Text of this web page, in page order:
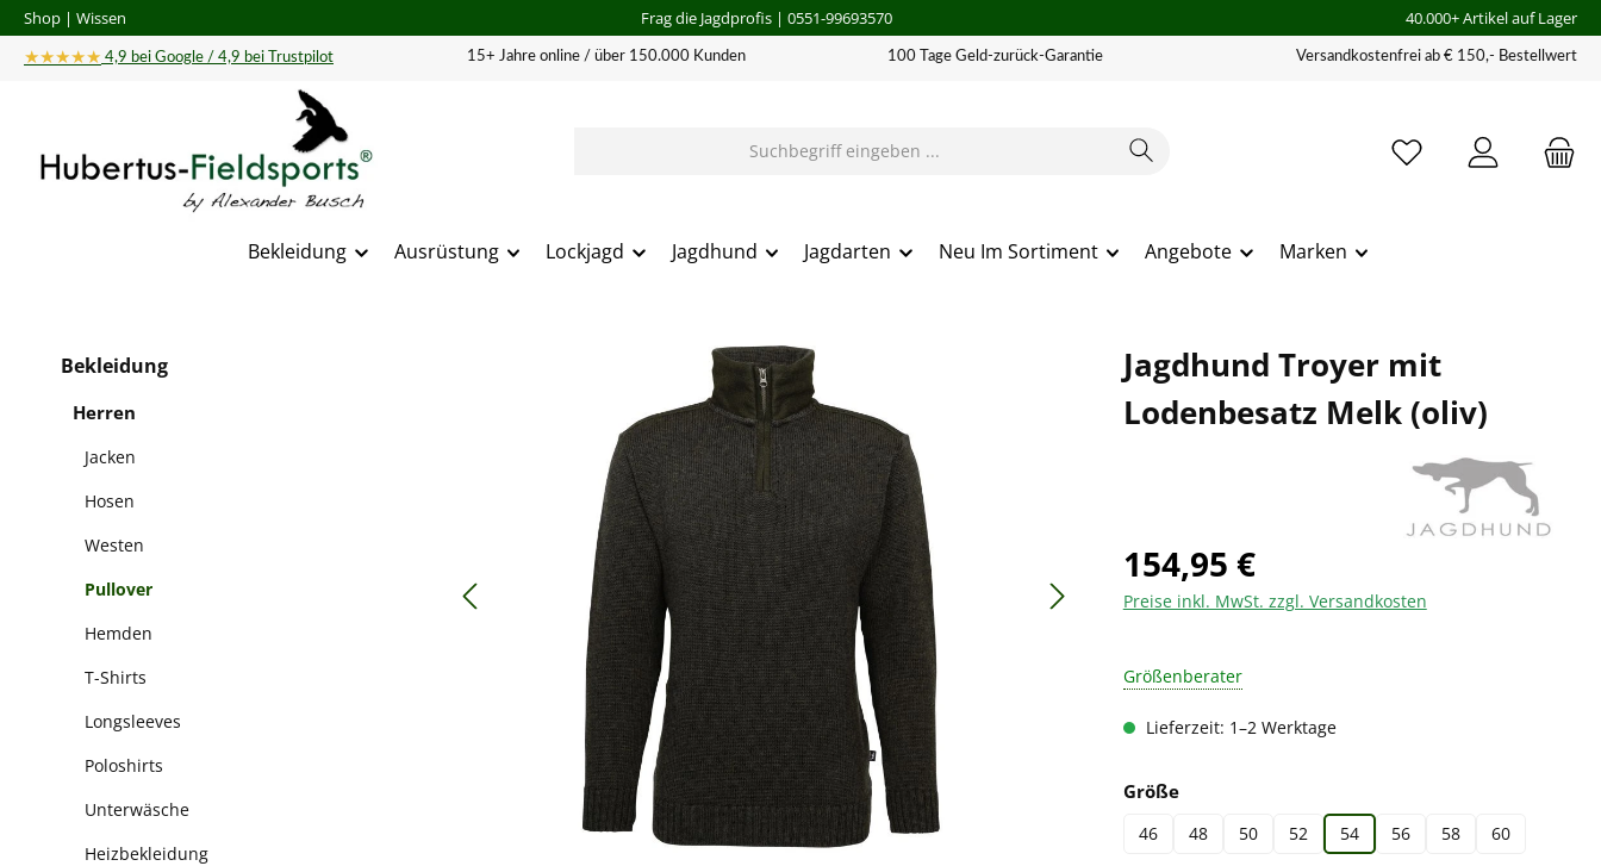
Hauptinhalt springen
Zur Suche springen
Zur Hauptnavigation springen
Shop | Wissen Frag die Jagdprofis| 0551-99693570 40.000+ Artikel auf Lager
★★★★★ 4,9 bei Google / 4,9 bei Trustpilot 15+ Jahre online / über 150.000 Kunden 100 Tage Geld-zurück-Garantie Versandkostenfrei ab € 150,- Bestellwert
Bekleidung Ausrüstung Lockjagd Jagdhund Jagdarten Neu Im Sortiment Angebote Marken
Bekleidung
Herren
Jacken
Hosen
Westen
Pullover
Hemden
T-Shirts
Longsleeves
Poloshirts
Unterwäsche
Heizbekleidung
Jagdhund Troyer mit
Lodenbesatz Melk (oliv)
154,95 €
Preise inkl. MwSt. zzgl. Versandkosten
Größenberater
Lieferzeit: 1–2 Werktage
Größeauswählen
46 48 50 52 54 56 58 60